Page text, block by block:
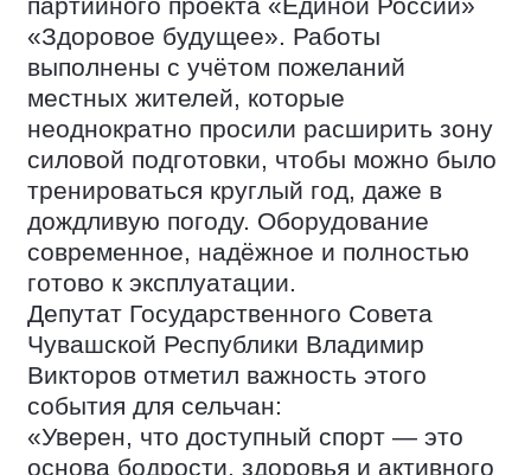
партийного проекта «Единой России»
«Здоровое будущее». Работы
выполнены с учётом пожеланий
местных жителей, которые
неоднократно просили расширить зону
силовой подготовки, чтобы можно было
тренироваться круглый год, даже в
дождливую погоду. Оборудование
современное, надёжное и полностью
готово к эксплуатации.
Депутат Государственного Совета
Чувашской Республики Владимир
Викторов отметил важность этого
события для сельчан:
«Уверен, что доступный спорт — это
основа бодрости, здоровья и активного